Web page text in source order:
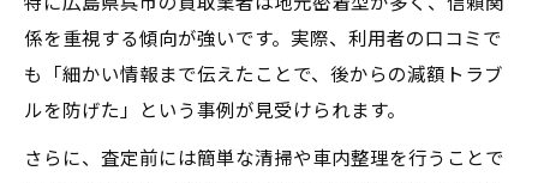
係を重視する傾向が強いです。実際、利用者の口コミで
も「細かい情報まで伝えたことで、後からの減額トラブ
ルを防げた」という事例が見受けられます。
さらに、査定前には簡単な清掃や車内整理を行うことで